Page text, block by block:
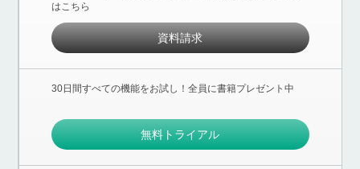
はこちら
資料請求
30日間すべての機能をお試し！全員に書籍プレゼント中
無料トライアル